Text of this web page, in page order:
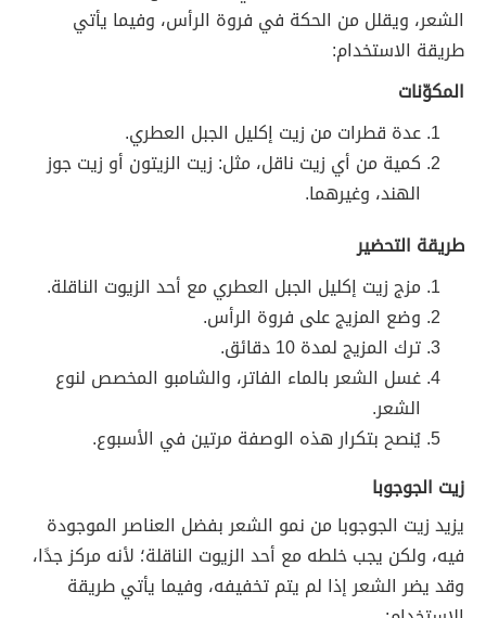
الشعر، ويقلل من الحكة في فروة الرأس، وفيما يأتي
طريقة الاستخدام:
المكوّنات
عدة قطرات من زيت إكليل الجبل العطري.
كمية من أي زيت ناقل، مثل: زيت الزيتون أو زيت جوز
الهند، وغيرهما.
طريقة التحضير
مزج زيت إكليل الجبل العطري مع أحد الزيوت الناقلة.
وضع المزيج على فروة الرأس.
ترك المزيج لمدة 10 دقائق.
غسل الشعر بالماء الفاتر، والشامبو المخصص لنوع
الشعر.
يُنصح بتكرار هذه الوصفة مرتين في الأسبوع.
زيت الجوجوبا
يزيد زيت الجوجوبا من نمو الشعر بفضل العناصر الموجودة
فيه، ولكن يجب خلطه مع أحد الزيوت الناقلة؛ لأنه مركز جدًا،
وقد يضر الشعر إذا لم يتم تخفيفه، وفيما يأتي طريقة